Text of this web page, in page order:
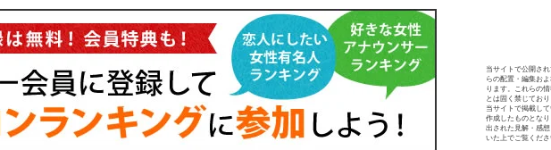
当サイトで公開さ
らの配置・編集お
ります。これらの
とは固く禁じており
当サイトで掲載し
作成したものとな
出された見解・感
いた上でご覧くださ